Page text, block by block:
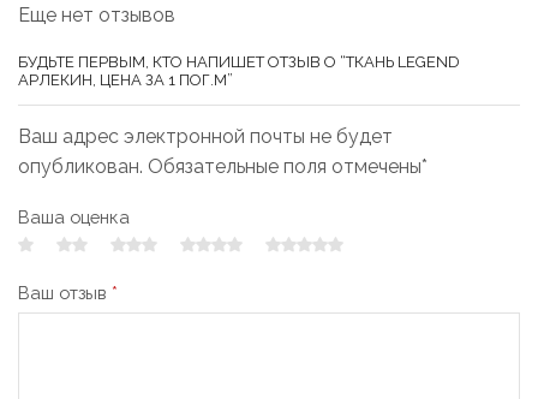
Еще нет отзывов
БУДЬТЕ ПЕРВЫМ, КТО НАПИШЕТ ОТЗЫВ О “ТКАНЬ LEGEND
АРЛЕКИН, ЦЕНА ЗА 1 ПОГ.М”
Ваш адрес электронной почты не будет
опубликован. Обязательные поля отмечены*
Ваша оценка
Ваш отзыв *